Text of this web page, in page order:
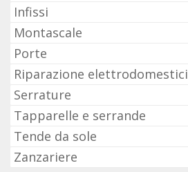
Infissi
Montascale
Porte
Riparazione elettrodomestici
Serrature
Tapparelle e serrande
Tende da sole
Zanzariere